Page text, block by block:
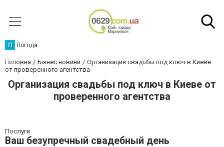
П Погода
Головна Бізнес новини
Организация свадьбы под ключ в Киеве
от проверенного агентства
Организация свадьбы под ключ в Киеве от
проверенного агентства
Послуги
Ваш безупречный свадебный день